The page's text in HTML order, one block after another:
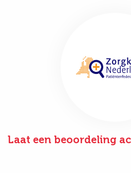
Laat een beoordeling